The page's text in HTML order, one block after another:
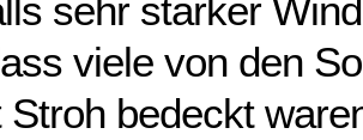
sehr starker
viele von den
Stroh bedeckt